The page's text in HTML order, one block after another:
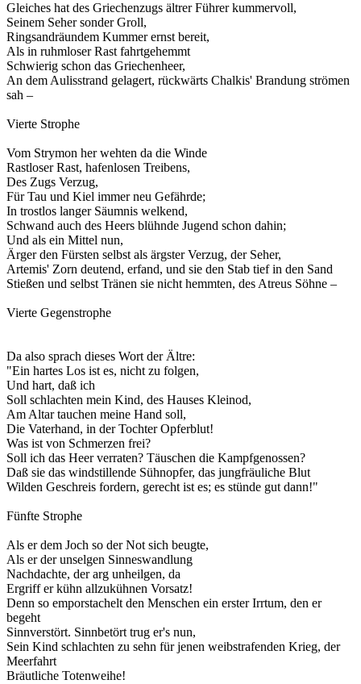
Gleiches hat des Griechenzugs ältrer Führer kummervoll,
Seinem Seher sonder Groll,
Ringsandräundem Kummer ernst bereit,
Als in ruhmloser Rast fahrtgehemmt
Schwierig schon das Griechenheer,
An dem Aulisstrand gelagert, rückwärts Chalkis' Brandung strömen
sah –
Vierte Strophe
Vom Strymon her wehten da die Winde
Rastloser Rast, hafenlosen Treibens,
Des Zugs Verzug,
Für Tau und Kiel immer neu Gefährde;
In trostlos langer Säumnis welkend,
Schwand auch des Heers blühnde Jugend schon dahin;
Und als ein Mittel nun,
Ärger den Fürsten selbst als ärgster Verzug, der Seher,
Artemis' Zorn deutend, erfand, und sie den Stab tief in den Sand
Stießen und selbst Tränen sie nicht hemmten, des Atreus Söhne –
Vierte Gegenstrophe
Da also sprach dieses Wort der Ältre:
"Ein hartes Los ist es, nicht zu folgen,
Und hart, daß ich
Soll schlachten mein Kind, des Hauses Kleinod,
Am Altar tauchen meine Hand soll,
Die Vaterhand, in der Tochter Opferblut!
Was ist von Schmerzen frei?
Soll ich das Heer verraten? Täuschen die Kampfgenossen?
Daß sie das windstillende Sühnopfer, das jungfräuliche Blut
Wilden Geschreis fordern, gerecht ist es; es stünde gut dann!"
Fünfte Strophe
Als er dem Joch so der Not sich beugte,
Als er der unselgen Sinneswandlung
Nachdachte, der arg unheilgen, da
Ergriff er kühn allzukühnen Vorsatz!
Denn so emporstachelt den Menschen ein erster Irrtum, den er
begeht
Sinnverstört. Sinnbetört trug er's nun,
Sein Kind schlachten zu sehn für jenen weibstrafenden Krieg, der
Meerfahrt
Bräutliche Totenweihe!